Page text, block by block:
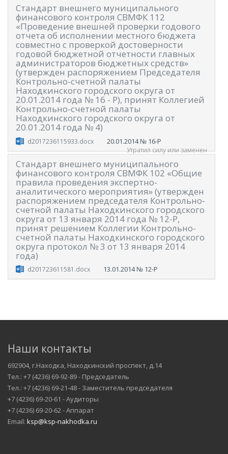
Стандарт внешнего муниципального
финансового контроля СВМФК 112
«Проведение внешней проверки годового
отчета об исполнении местного бюджета
совместно с проверкой достоверности
годовой бюджетной отчетности главных
администраторов бюджетных средств»
(утвержден распоряжением Председателя
Контрольно-счетной палаты
Находкинского городского округа от
20.01.2014 года № 16 - Р), принят Коллегией
Контрольно-счетной палаты
Находкинского городского округа от
20.01.2014 года № 4)
d2017236115933.docx 20.01.2014 № 16-Р
Утратил силу или заменен
Стандарт внешнего муниципального
финансового контроля СВМФК 102 «Общие
правила проведения экспертно-
аналитического мероприятия» (утвержден
распоряжением председателя Контрольно-
счетной палаты Находкинского городского
округа от 13 января 2014 года № 12-Р,
принят решением Коллегии Контрольно-
счетной палаты Находкинского городского
округа протокол № 3 от 13 января 2014
года)
d201723611581.docx 13.01.2014 № 12-Р
Наши контакты
692904, г.Находка, Находкинский проспект, д.14
Тел.: +7 (4236) 69-92-89 - Председатель
Тел.: +7 (4236) 69-21-48 - Заместитель председателя
+7 (4236) 69-20-61 - Аудиторы
+7 (4236) 69-20-62 - Аппарат
Email: ksp@ksp-nakhodka.ru